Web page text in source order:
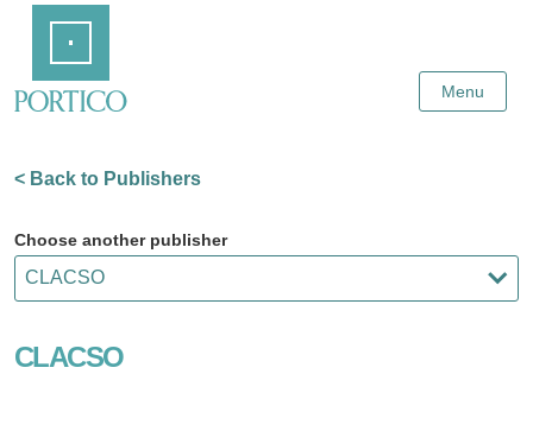
Content
Menu
< Back to Publishers
Choose another publisher
CLACSO